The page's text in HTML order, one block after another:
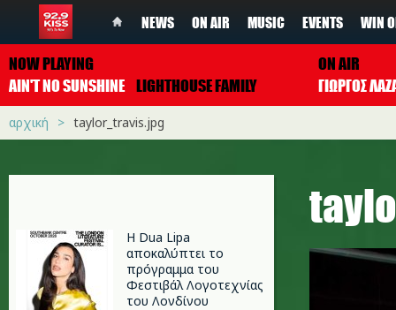
NEWS ON AIR MUSIC EVENTS WIN
NOW PLAYING
AIN'T NO SUNSHINE LIGHTHOUSE FAMILY
ON AIR
ΓΙΩΡΓΟΣ
αρχική taylor_travis.jpg
Η Dua Lipa
αποκαλύπτει το
πρόγραμμα του
Φεστιβάλ Λογοτεχνίας
του Λονδίνου